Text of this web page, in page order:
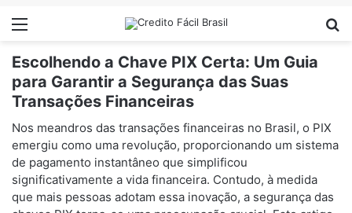
Menu
Escolhendo a Chave PIX Certa: Um Guia
para Garantir a Segurança das Suas
Transações Financeiras
Nos meandros das transações financeiras no Brasil, o PIX
emergiu como uma revolução, proporcionando um sistema
de pagamento instantâneo que simplificou
significativamente a vida financeira. Contudo, à medida
que mais pessoas adotam essa inovação, a segurança das